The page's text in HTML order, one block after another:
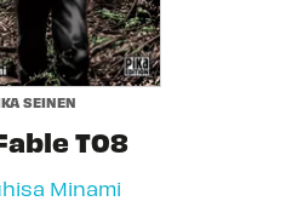
SEINEN
T08
Minami